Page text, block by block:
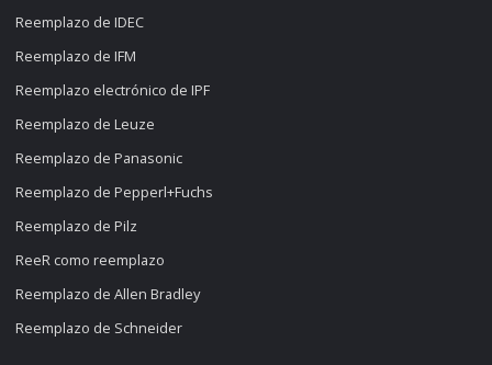
Reemplazo de IDEC
Reemplazo de IFM
Reemplazo electrónico de IPF
Reemplazo de Leuze
Reemplazo de Panasonic
Reemplazo de Pepperl+Fuchs
Reemplazo de Pilz
ReeR como reemplazo
Reemplazo de Allen Bradley
Reemplazo de Schneider